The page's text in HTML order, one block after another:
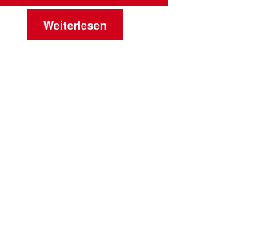
Weiterlesen